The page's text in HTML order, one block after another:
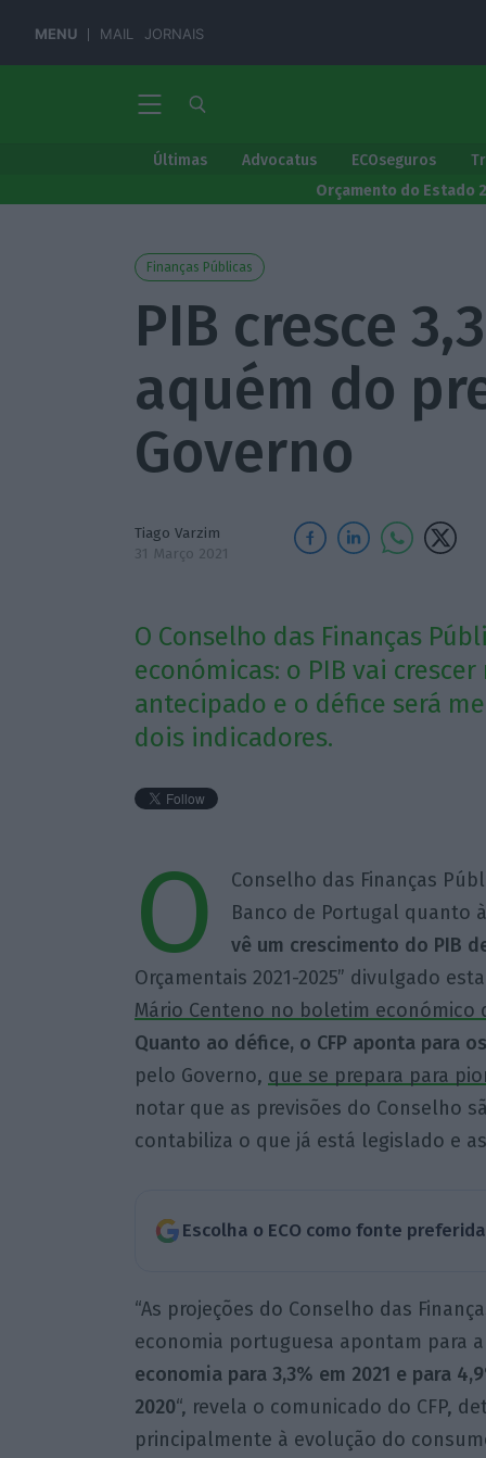
MENU MAIL JORNAIS
Últimas Advocatus ECOseguros
Orçamento do Estado
Finanças Públicas
PIB cresce
aquém do
Governo
Tiago Varzim
31 Março 2021
O Conselho das Finanças
económicas: o PIB vai
antecipado e o défice será
dois indicadores.
O
Conselho das Finanças
Banco de Portugal quanto
vê um crescimento do PIB
Orçamentais 2021-2025” divulgado
Mário Centeno no boletim económico
Quanto ao défice, o CFP aponta para
pelo Governo, que se prepara para
notar que as previsões do Conselho
contabiliza o que já está legislado e
Escolha o ECO como fonte
“As projeções do Conselho das
economia portuguesa apontam para a
economia para 3,3% em 2021 e para
2020“, revela o comunicado do CFP,
principalmente à evolução do